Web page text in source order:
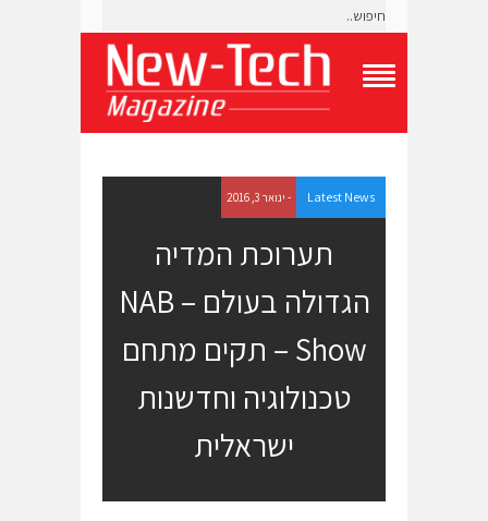
g
l
e
N
Latest News - ינואר 3, 2016
תערוכת המדיה
הגדולה בעולם – NAB
Show – תקים מתחם
טכנולוגיה וחדשנות
ישראלית